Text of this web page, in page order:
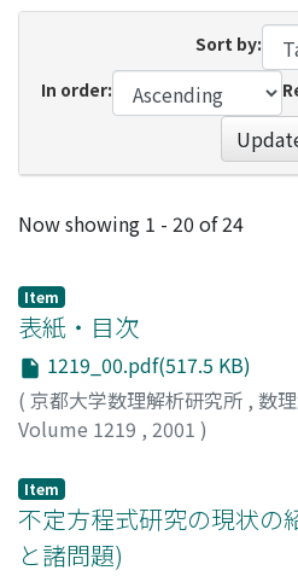
Sort by:
In order:
Recent Submissions
Now showing 1 - 20 of 24
Item
表紙・目次
1219_00.pdf(517.5 KB)
( 京都大学数理解析研究所 , 数
Volume 1219 , 2001 )
Item
不定方程式研究の現状の
と諸問題)